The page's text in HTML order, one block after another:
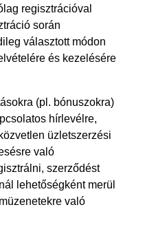
regisztrációval
során
választott módon
és kezelésére
(pl. bónuszokra)
hírlevélre,
üzletszerzési
való
szerződést
lehetőségként merül
való